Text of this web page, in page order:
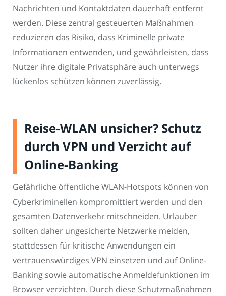
Nachrichten und Kontaktdaten dauerhaft entfernt
werden. Diese zentral gesteuerten Maßnahmen
reduzieren das Risiko, dass Kriminelle private
Informationen entwenden, und gewährleisten, dass
Nutzer ihre digitale Privatsphäre auch unterwegs
lückenlos schützen können zuverlässig.
Reise-WLAN unsicher? Schutz
durch VPN und Verzicht auf
Online-Banking
Gefährliche öffentliche WLAN-Hotspots können von
Cyberkriminellen kompromittiert werden und den
gesamten Datenverkehr mitschneiden. Urlauber
sollten daher ungesicherte Netzwerke meiden,
stattdessen für kritische Anwendungen ein
vertrauenswürdiges VPN einsetzen und auf Online-
Banking sowie automatische Anmeldefunktionen im
Browser verzichten. Durch diese Schutzmaßnahmen